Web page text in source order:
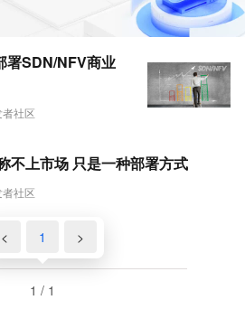
社区
署SDN/NFV商业
社区
不上市场 只是一种部署方式
< 1 >
1 / 1